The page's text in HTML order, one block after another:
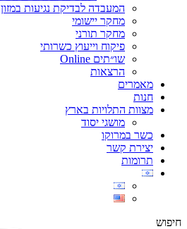
המעבדה לבדיקת נגיעות במזון
מחקר יישומי
מחקר תורני
פיקוח וייעוץ כשרותי
שו״תים Online
הרצאות
מאמרים
חנות
מצוות התלויות בארץ
מושגי יסוד
כשר במרוקו
יצירת קשר
תרומות
חיפוש